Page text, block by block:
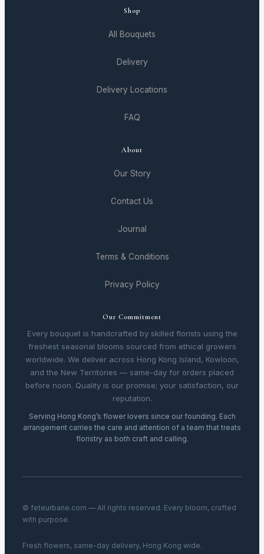
Shop
All Bouquets
Delivery
Delivery Locations
FAQ
About
Our Story
Contact Us
Journal
Terms & Conditions
Privacy Policy
Our Commitment
Every bouquet is handcrafted by skilled florists using the
freshest seasonal blooms sourced from ethical growers
worldwide. We deliver across Hong Kong Island, Kowloon,
and the New Territories — same-day for orders placed
before noon. Quality is our promise; your satisfaction, our
reputation.
Serving Hong Kong’s flower lovers since our founding. Each
arrangement carries the care and attention of a team that treats
floristry as both craft and calling.
© feteurbane.com — All rights reserved. Every bloom, crafted
with purpose.
Fresh flowers, same-day delivery, Hong Kong wide.